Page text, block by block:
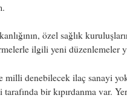
özel sağlık
ilgili yeni düzenlemeler
milli denebilecek ilaç sanayi
tarafında bir kıpırdanma var.